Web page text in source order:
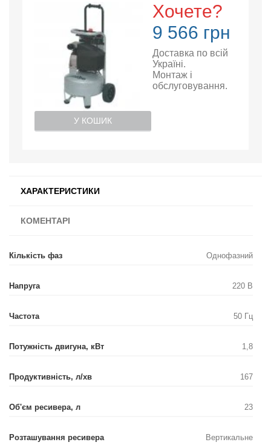
Хочете?
9 566 грн
Доставка по всій
Україні.
Монтаж і
обслуговування.
У КОШИК
ХАРАКТЕРИСТИКИ
КОМЕНТАРІ
Кількість фаз Однофазний
Напруга 220 В
Частота 50 Гц
Потужність двигуна, кВт 1,8
Продуктивність, л/хв 167
Об'єм ресивера, л 23
Розташування ресивера Вертикальне